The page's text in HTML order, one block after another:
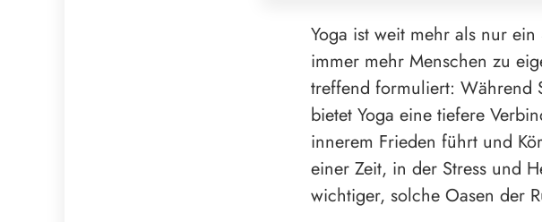
Yoga ist weit mehr als nur
immer mehr Menschen zu
treffend formuliert: Während
bietet Yoga eine tiefere
innerem Frieden führt und
einer Zeit, in der Stress und
wichtiger, solche Oasen der